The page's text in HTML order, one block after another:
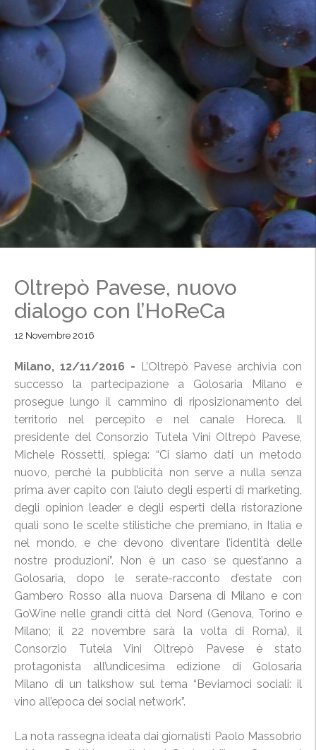
Oltrepò Pavese, nuovo
dialogo con l’HoReCa
12 Novembre 2016
Milano, 12/11/2016 - L’Oltrepò Pavese archivia con
successo la partecipazione a Golosaria Milano e
prosegue lungo il cammino di riposizionamento del
territorio nel percepito e nel canale Horeca. Il
presidente del Consorzio Tutela Vini Oltrepò Pavese,
Michele Rossetti, spiega: “Ci siamo dati un metodo
nuovo, perché la pubblicità non serve a nulla senza
prima aver capito con l’aiuto degli esperti di marketing,
degli opinion leader e degli esperti della ristorazione
quali sono le scelte stilistiche che premiano, in Italia e
nel mondo, e che devono diventare l’identità delle
nostre produzioni”. Non è un caso se quest’anno a
Golosaria, dopo le serate-racconto d’estate con
Gambero Rosso alla nuova Darsena di Milano e con
GoWine nelle grandi città del Nord (Genova, Torino e
Milano; il 22 novembre sarà la volta di Roma), il
Consorzio Tutela Vini Oltrepò Pavese è stato
protagonista all’undicesima edizione di Golosaria
Milano di un talkshow sul tema “Beviamoci sociali: il
vino all’epoca dei social network”.
La nota rassegna ideata dai giornalisti Paolo Massobrio